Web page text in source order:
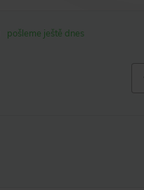
pošleme ještě dnes